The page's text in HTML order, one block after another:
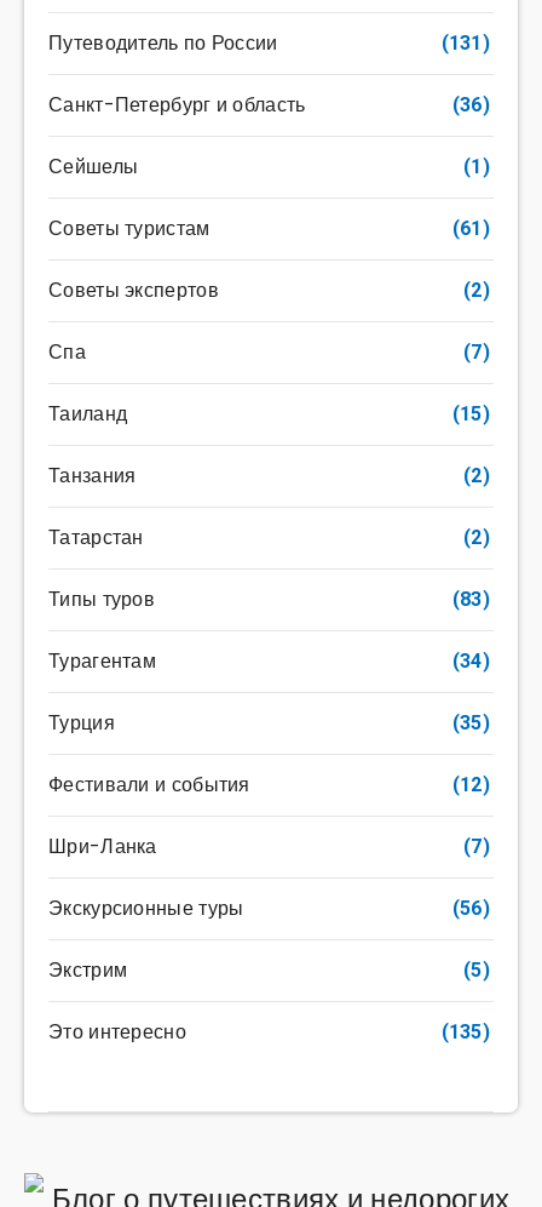
Путеводитель по России (131)
Санкт-Петербург и область (36)
Сейшелы (1)
Советы туристам (61)
Советы экспертов (2)
Спа (7)
Таиланд (15)
Танзания (2)
Татарстан (2)
Типы туров (83)
Турагентам (34)
Турция (35)
Фестивали и события (12)
Шри-Ланка (7)
Экскурсионные туры (56)
Экстрим (5)
Это интересно (135)